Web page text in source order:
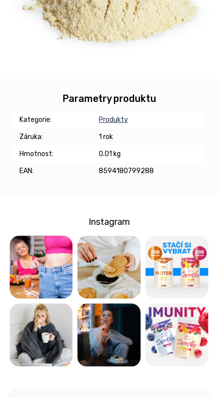
Parametry produktu
Kategorie: Produkty
Záruka: 1 rok
Hmotnost: 0.01 kg
EAN: 8594180799288
Instagram